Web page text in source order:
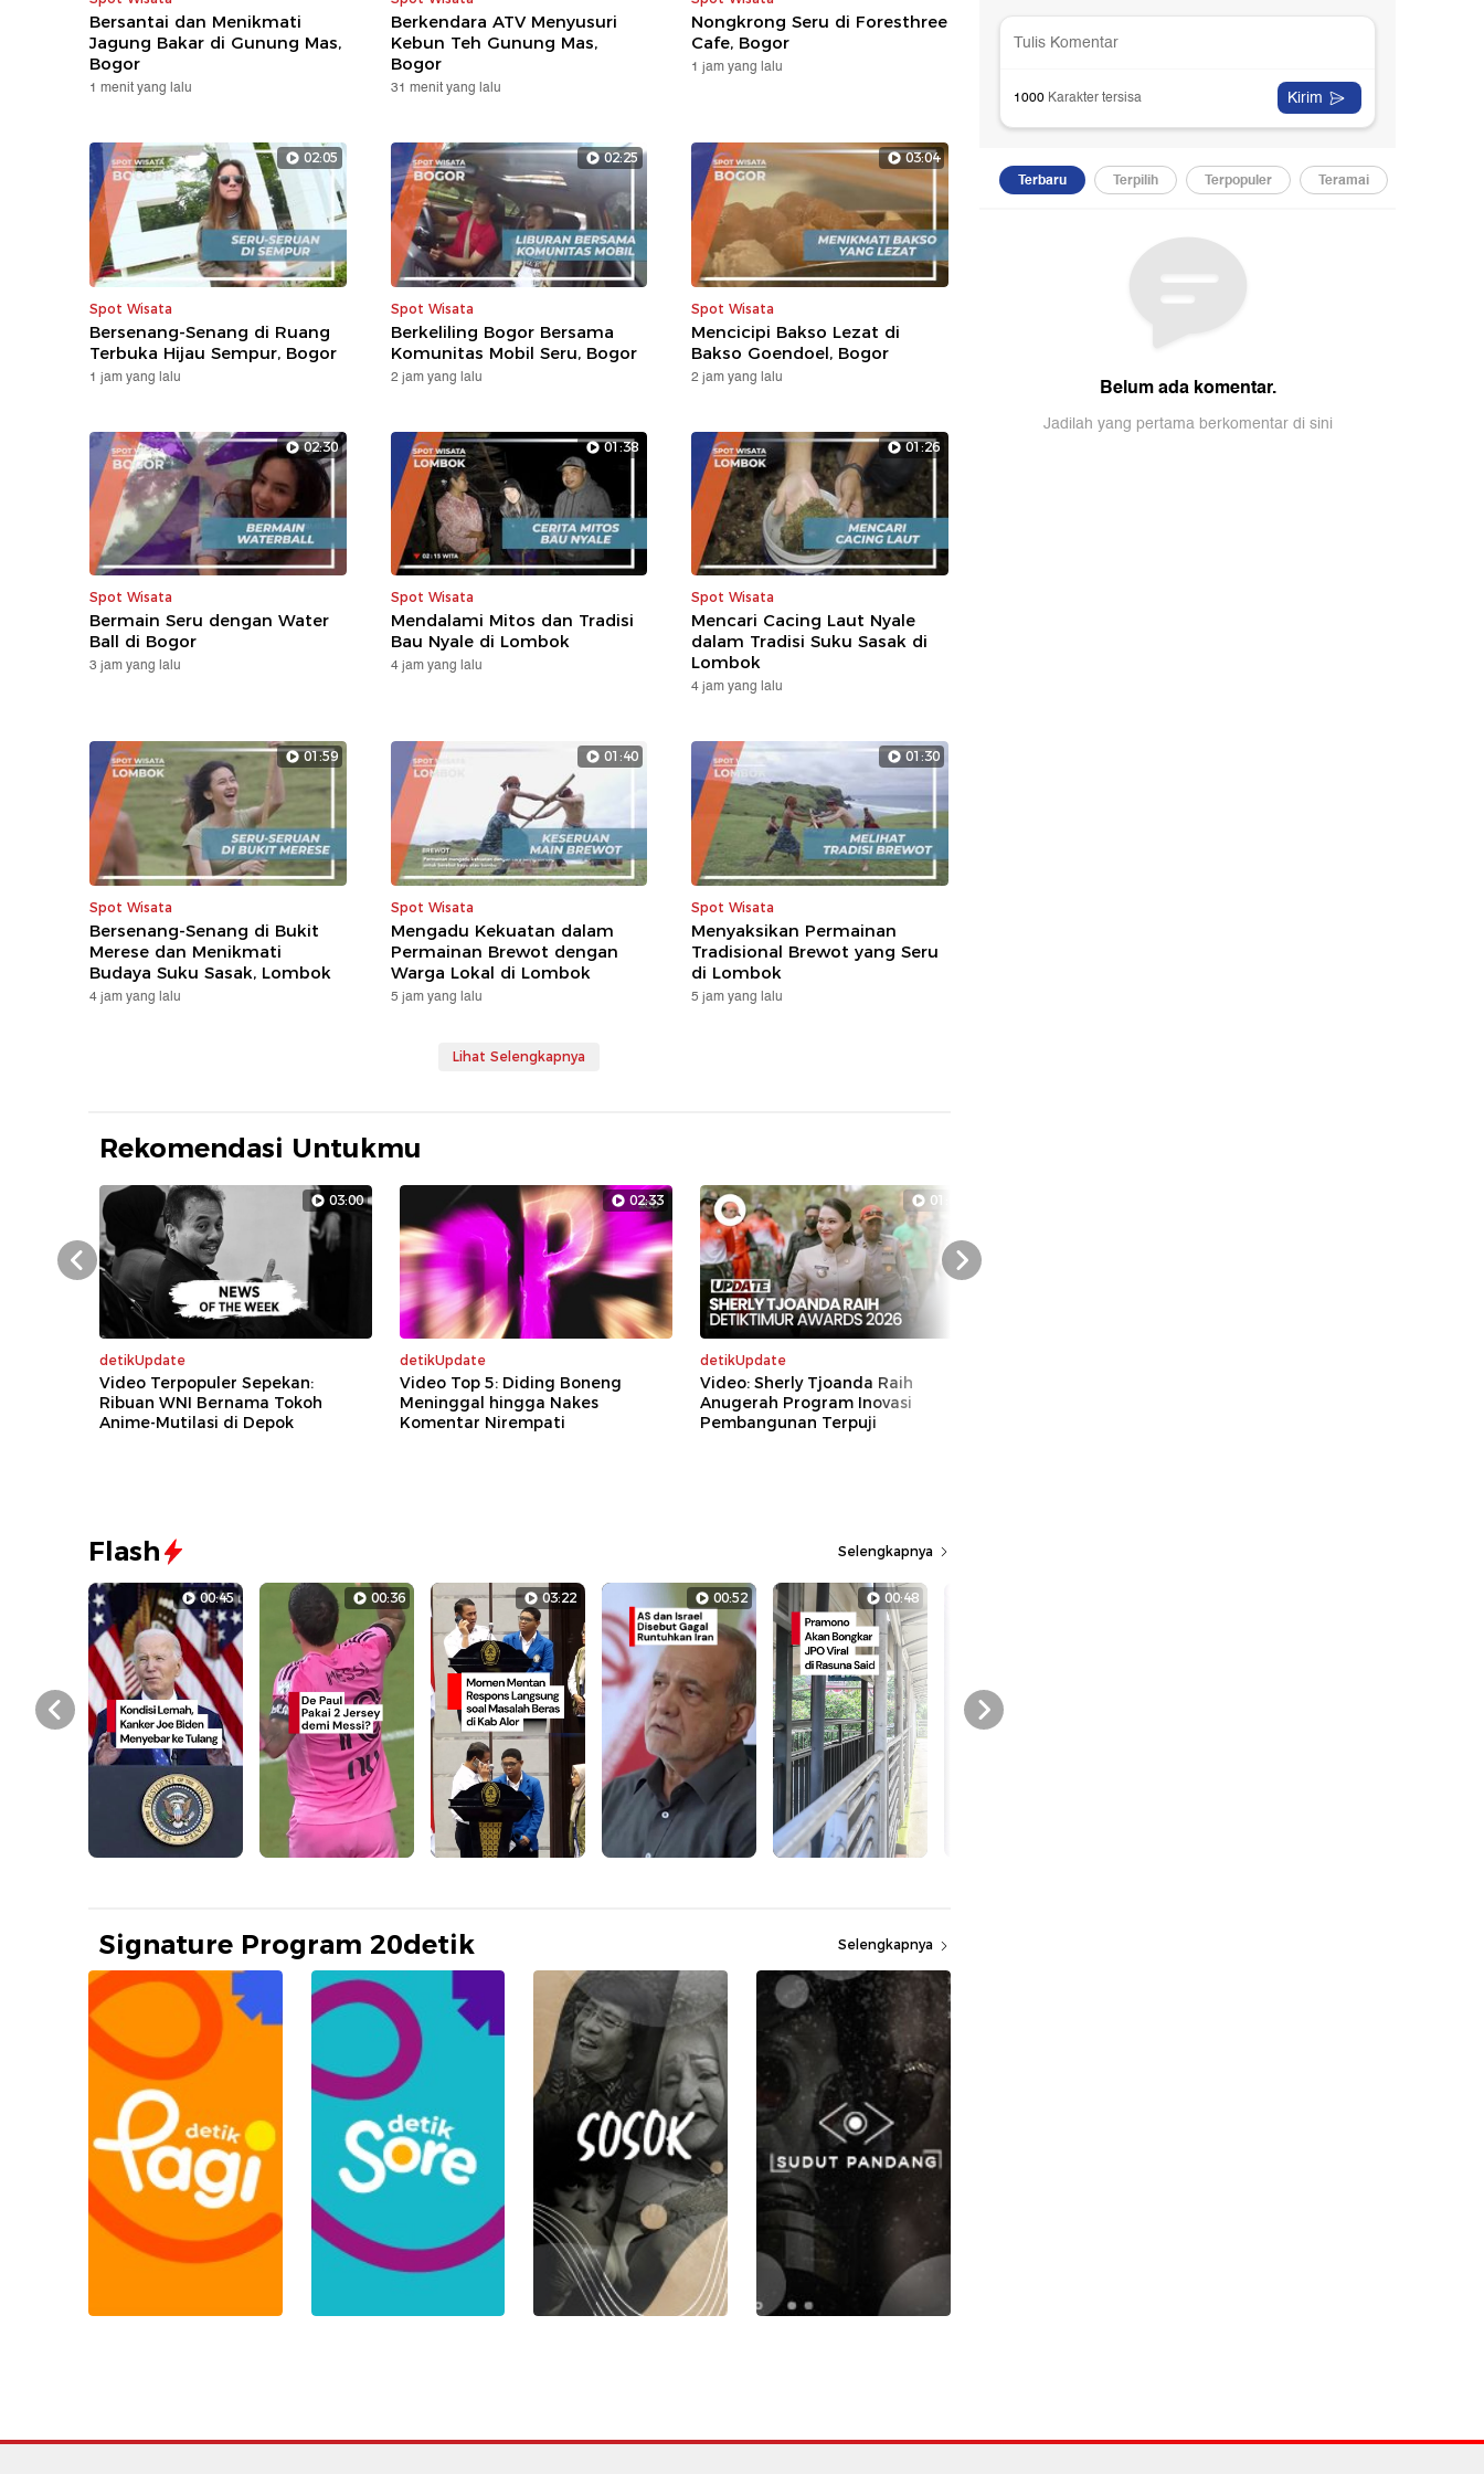
Bersantai dan Menikmati
Jagung Bakar di Gunung Mas,
Bogor
1 menit yang lalu
Berkendara ATV Menyusuri
Kebun Teh Gunung Mas,
Bogor
31 menit yang lalu
Nongkrong Seru di Foresthree
Cafe, Bogor
1 jam yang lalu
02:05
Spot Wisata
Bersenang-Senang di Ruang
Terbuka Hijau Sempur, Bogor
1 jam yang lalu
02:25
Spot Wisata
Berkeliling Bogor Bersama
Komunitas Mobil Seru, Bogor
2 jam yang lalu
03:04
Spot Wisata
Mencicipi Bakso Lezat di
Bakso Goendoel, Bogor
2 jam yang lalu
02:30
Spot Wisata
Bermain Seru dengan Water
Ball di Bogor
3 jam yang lalu
01:38
Spot Wisata
Mendalami Mitos dan Tradisi
Bau Nyale di Lombok
4 jam yang lalu
01:26
Spot Wisata
Mencari Cacing Laut Nyale
dalam Tradisi Suku Sasak di
Lombok
4 jam yang lalu
01:59
Spot Wisata
Bersenang-Senang di Bukit
Merese dan Menikmati
Budaya Suku Sasak, Lombok
4 jam yang lalu
01:40
Spot Wisata
Mengadu Kekuatan dalam
Permainan Brewot dengan
Warga Lokal di Lombok
5 jam yang lalu
01:30
Spot Wisata
Menyaksikan Permainan
Tradisional Brewot yang Seru
di Lombok
5 jam yang lalu
Lihat Selengkapnya
Rekomendasi Untukmu
03:00
detikUpdate
Video Terpopuler Sepekan:
Ribuan WNI Bernama Tokoh
Anime-Mutilasi di Depok
02:33
detikUpdate
Video Top 5: Diding Boneng
Meninggal hingga Nakes
Komentar Nirempati
01:07
detikUpdate
Video: Sherly Tjoanda Raih
Anugerah Program Inovasi
Pembangunan Terpuji
Prev Next
Flash Selengkapnya
00:45 00:36 03:22 00:52 00:48
Prev Next
Signature Program 20detik Selengkapnya